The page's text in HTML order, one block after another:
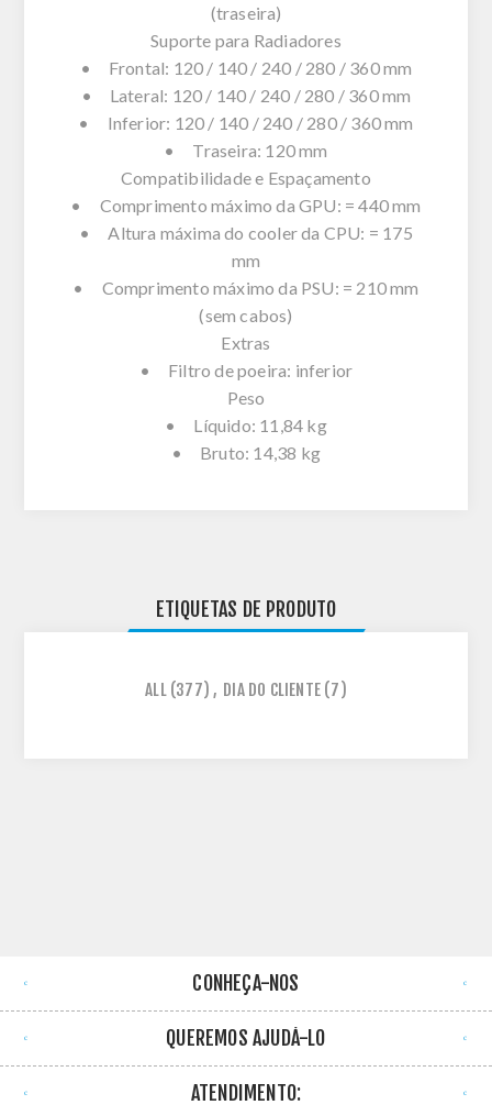
(traseira)
Suporte para Radiadores
• Frontal: 120 / 140 / 240 / 280 / 360 mm
• Lateral: 120 / 140 / 240 / 280 / 360 mm
• Inferior: 120 / 140 / 240 / 280 / 360 mm
• Traseira: 120 mm
Compatibilidade e Espaçamento
• Comprimento máximo da GPU: = 440 mm
• Altura máxima do cooler da CPU: = 175
mm
• Comprimento máximo da PSU: = 210 mm
(sem cabos)
Extras
• Filtro de poeira: inferior
Peso
• Líquido: 11,84 kg
• Bruto: 14,38 kg
ETIQUETAS DE PRODUTO
ALL (377) , DIA DO CLIENTE (7)
CONHEÇA-NOS
QUEREMOS AJUDÁ-LO
ATENDIMENTO: